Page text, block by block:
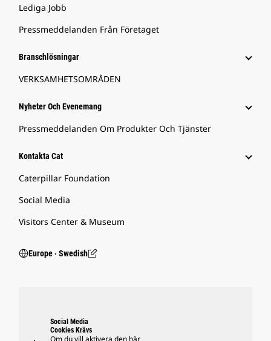
Lediga Jobb
Pressmeddelanden Från Företaget
Branschlösningar
VERKSAMHETSOMRÅDEN
Nyheter Och Evenemang
Pressmeddelanden Om Produkter Och Tjänster
Kontakta Cat
Caterpillar Foundation
Social Media
Visitors Center & Museum
Europe ‧ Swedish
Social Media
Cookies Krävs
Om du vill aktivera den här